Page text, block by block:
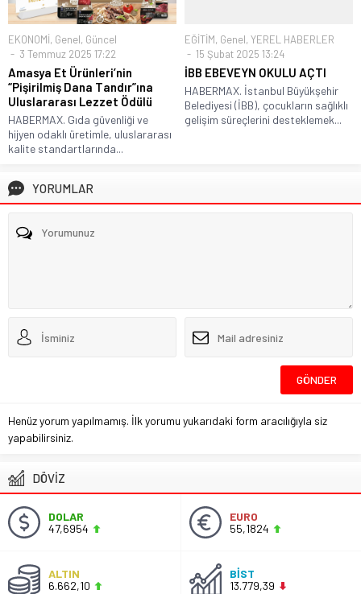
EKONOMİ, Genel, Güncel
3 Temmuz 2025 17:22
Amasya Et Ürünleri’nin
“Pişirilmiş Dana Tandır”ına
Uluslararası Lezzet Ödülü
HABERMAX. Gıda güvenliği ve
hijyen odaklı üretimle, uluslararası
kalite standartlarında...
EĞİTİM, Genel, YEREL HABERLER
15 Şubat 2025 13:24
İBB EBEVEYN OKULU AÇTI
HABERMAX. İstanbul Büyükşehir
Belediyesi (İBB), çocukların sağlıklı
gelişim süreçlerini desteklemek...
YORUMLAR
Henüz yorum yapılmamış. İlk yorumu yukarıdaki form aracılığıyla siz
yapabilirsiniz.
DÖVİZ
DOLAR
47,6954
EURO
55,1824
ALTIN
6.662,10
BİST
13.779,39